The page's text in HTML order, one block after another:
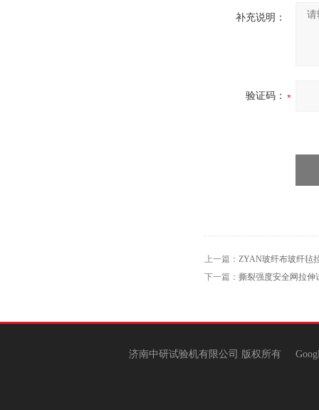
补充说明：
验证码：
上一篇： ZYAN玻纤布玻纤毡
下一篇： 撕裂强度安全网拉伸
济南中研试验机有限公司 版权所有